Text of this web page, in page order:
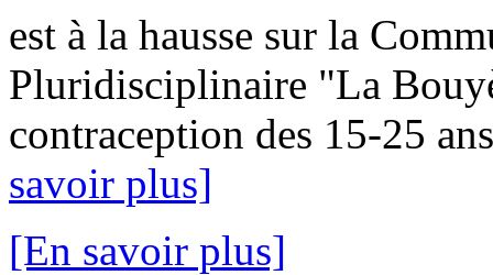
est à la hausse sur la
Pluridisciplinaire "La
contraception des 15-25
savoir plus]
[En savoir plus]